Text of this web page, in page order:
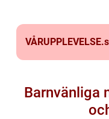
VÅRUPPLEVELSE.
Barnvänliga